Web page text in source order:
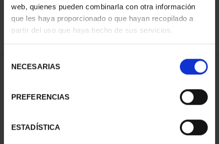
web, quienes pueden combinarla con otra información
que les haya proporcionado o que hayan recopilado a
partir del uso que haya hecho de sus servicios.
NECESARIAS
PREFERENCIAS
ESTADÍSTICA
REFINAR
2 Productos encontrados